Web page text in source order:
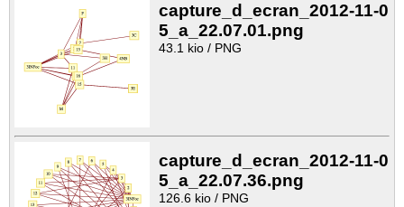
capture_d_ecran_2012-11-0
5_a_22.07.01.png
43.1 kio / PNG
capture_d_ecran_2012-11-0
5_a_22.07.36.png
126.6 kio / PNG